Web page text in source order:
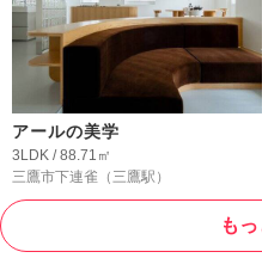
アールの美学
3LDK / 88.71㎡
三鷹市下連雀 （三鷹駅）
も